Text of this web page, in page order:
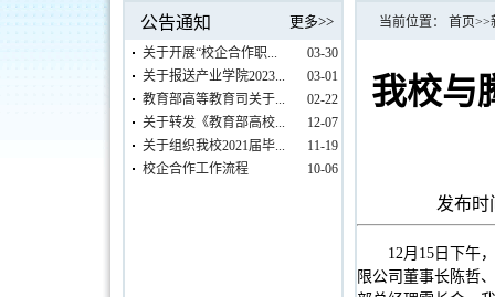
公告通知 更多>>
关于开展“校企合作职...
03-30
关于报送产业学院2023...
03-01
教育部高等教育司关于...
02-22
关于转发《教育部高校...
12-07
关于组织我校2021届毕...
11-19
校企合作工作流程
10-06
当前位置： 首页>>
我校与
发布时
12月15日下午
限公司董事长陈哲